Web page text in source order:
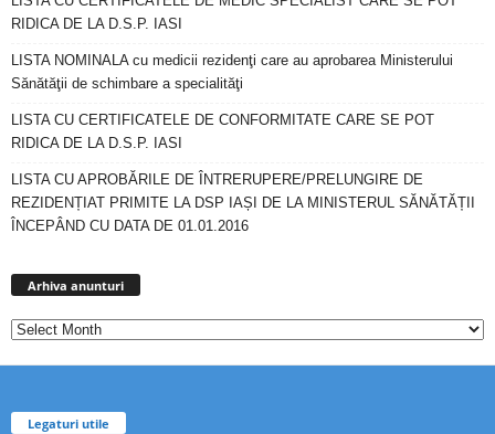
RIDICA DE LA D.S.P. IASI
LISTA NOMINALA cu medicii rezidenţi care au aprobarea Ministerului
Sănătăţii de schimbare a specialităţi
LISTA CU CERTIFICATELE DE CONFORMITATE CARE SE POT
RIDICA DE LA D.S.P. IASI
LISTA CU APROBĂRILE DE ÎNTRERUPERE/PRELUNGIRE DE
REZIDENȚIAT PRIMITE LA DSP IAȘI DE LA MINISTERUL SĂNĂTĂȚII
ÎNCEPÂND CU DATA DE 01.01.2016
Arhiva anunturi
Legaturi utile